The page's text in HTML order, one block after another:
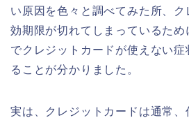
い原因を色々と調べてみた所、
効期限が切れてしまっているた
でクレジットカードが使えない
ることが分かりました。
実は、クレジットカードは通常、